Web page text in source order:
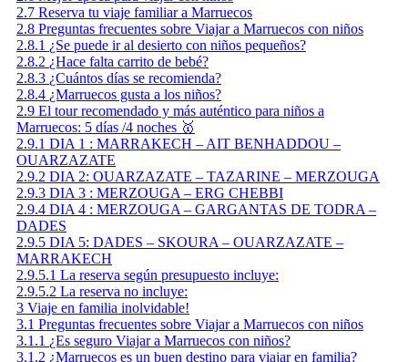
2.7 Reserva tu viaje familiar a Marruecos
2.8 Preguntas frecuentes sobre Viajar a Marruecos con niños
2.8.1 ¿Se puede ir al desierto con niños pequeños?
2.8.2 ¿Hace falta carrito de bebé?
2.8.3 ¿Cuántos días se recomienda?
2.8.4 ¿Marruecos gusta a los niños?
2.9 El tour recomendado y más auténtico para niños a
Marruecos: 5 días /4 noches 🥇
2.9.1 DIA 1 : MARRAKECH – AIT BENHADDOU –
OUARZAZATE
2.9.2 DIA 2: OUARZAZATE – TAZARINE – MERZOUGA
2.9.3 DIA 3 : MERZOUGA – ERG CHEBBI
2.9.4 DIA 4 : MERZOUGA – GARGANTAS DE TODRA –
DADES
2.9.5 DIA 5: DADES – SKOURA – OUARZAZATE –
MARRAKECH
2.9.5.1 La reserva según presupuesto incluye:
2.9.5.2 La reserva no incluye:
3 Viaje en familia inolvidable!
3.1 Preguntas frecuentes sobre Viajar a Marruecos con niños
3.1.1 ¿Es seguro Viajar a Marruecos con niños?
3.1.2 ¿Marruecos es un buen destino para viajar en familia?